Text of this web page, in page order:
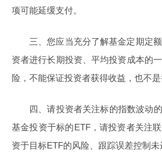
项可能延缓支付。
三、您应当充分了解基金定期定
资者进行长期投资、平均投资成本的
险，不能保证投资者获得收益，也不
四、请投资者关注标的指数波动
基金投资于标的ETF，请投资者关注
资于目标ETF的风险、跟踪误差控制